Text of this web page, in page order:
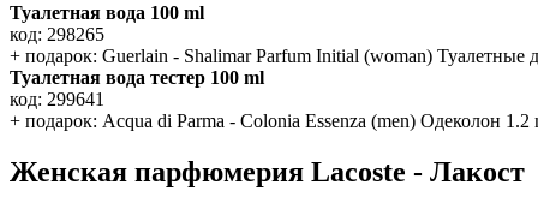
Туалетная вода 100 ml
код: 298265
+ подарок: Guerlain - Shalimar Parfum Initial (woman) Туалетные
Туалетная вода тестер 100 ml
код: 299641
+ подарок: Acqua di Parma - Colonia Essenza (men) Одеколон 1.2
Женская парфюмерия Lacoste - Лакост